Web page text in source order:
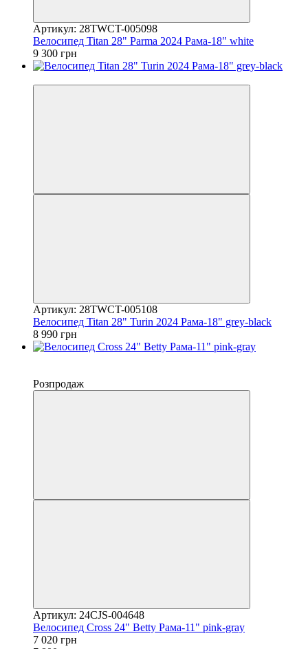
Артикул: 28TWCT-005098
Велосипед Titan 28" Parma 2024 Рама-18" white
9 300 грн
Артикул: 28TWCT-005108
Велосипед Titan 28" Turin 2024 Рама-18" grey-black
8 990 грн
Розпродаж
Артикул: 24CJS-004648
Велосипед Cross 24" Betty Рама-11" pink-gray
7 020 грн